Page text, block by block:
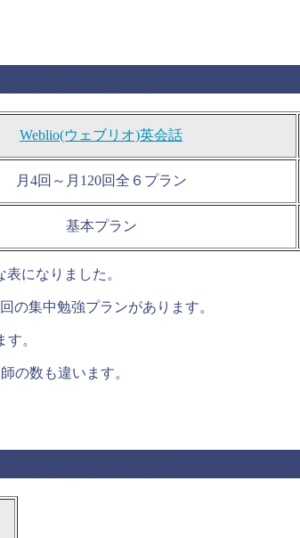
Weblio(ウェブリオ)英会話
月4回～月120回全６プラン
基本プラン
になりました。
の集中勉強プランがあります。
。
の数も違います。